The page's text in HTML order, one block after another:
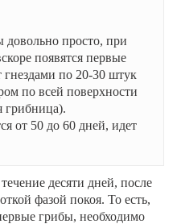
довольно просто, при
появятся первые
по 20-30 штук
по всей поверхности
грибница).
от 50 до 60 дней, идет
десяти дней, после
фазой покоя. То есть,
грибы, необходимо